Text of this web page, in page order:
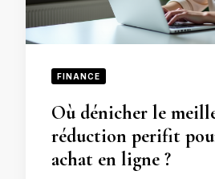
FINANCE
Où dénicher le
réduction perifit
achat en ligne ?